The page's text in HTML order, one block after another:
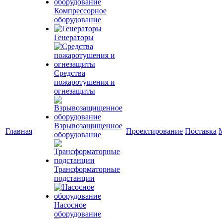
Главная
Компрессорное
оборудование
Генераторы
Средства
пожаротушения и
огнезащиты
Взрывозащищенное
оборудование
Трансформаторные
подстанции
Насосное
оборудование
Проектирование Поставка